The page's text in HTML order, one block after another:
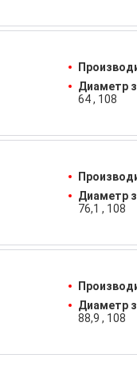
Диаметр
64
108
Диаметр
76,1
108
Диаметр
88,9
108